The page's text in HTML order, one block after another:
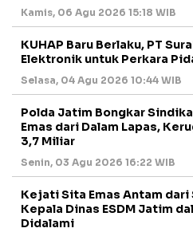
Kamis, 06 Agu 2026 15:18 WIB
KUHAP Baru Berlaku, PT
Elektronik untuk Perkara
Selasa, 04 Agu 2026 10:44 WIB
Polda Jatim Bongkar
Emas dari Dalam Lapas,
3,7 Miliar
Senin, 03 Agu 2026 16:22 WIB
Kejati Sita Emas Antam dari
Kepala Dinas ESDM Jatim
Didalami